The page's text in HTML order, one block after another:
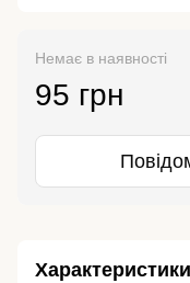
Немає в наявності
95 грн
Характеристики